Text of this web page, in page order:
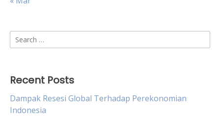
Search
for:
Recent Posts
Dampak Resesi Global Terhadap Perekonomian
Indonesia